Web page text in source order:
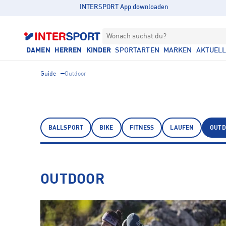
INTERSPORT App downloaden
Wonach suchst du?
DAMEN HERREN KINDER SPORTARTEN MARKEN
Guide Outdoor
BALLSPORT BIKE FITNESS LAUFEN
OUTDOOR